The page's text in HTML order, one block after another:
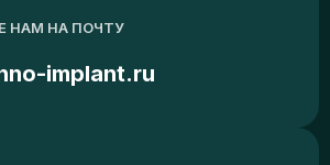
НАМ НА ПОЧТУ
implant.ru